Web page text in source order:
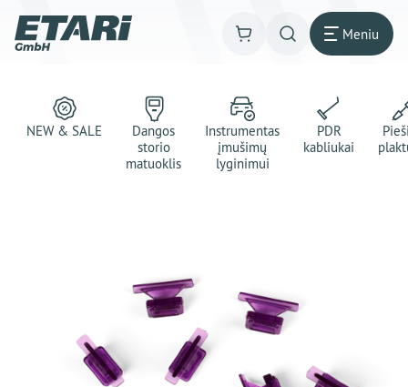
Meniu
NEW & SALE
Dangos
storio
matuoklis
Instrumentas
įmušimų
lyginimui
PDR
kabliukai